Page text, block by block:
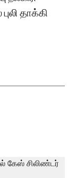
தாக்கி